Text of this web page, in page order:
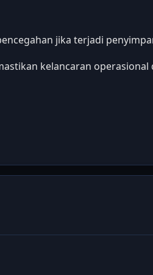
jika terjadi
kelancaran operasional